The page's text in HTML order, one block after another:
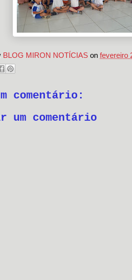
BLOG MIRON NOTÍCIAS on fevereiro
comentário:
um comentário